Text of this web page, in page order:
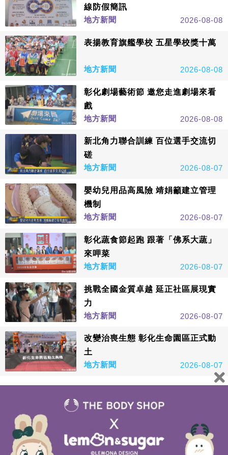
線防假簡訊
地方新聞
2026-08-08
表揚教育旗艦學校 五星學校獎十萬
地方新聞 2026-08-08
彰化劇場藝術節 邀您走進劇場來看
戲
地方新聞
2026-08-08
新北角力聯合訓練 百位選手交流切
磋
地方新聞
2026-08-07
嬰幼兒用品高風險 靖娟籲建立管理
機制
地方新聞
2026-08-07
彰化蔬食節起跑 跟著「佛系大蔬」
來呷菜
地方新聞
2026-08-07
挑戰全國金質卓越 延正社區展現實
力
地方新聞
2026-08-07
改變治喪生態 彰化生命園區正式動
土
地方新聞
2026-08-07
鑫傳國際多媒體科技股份有限公司版權所有，非經授權，請
勿轉載本網站內容 © All Rights Reserved.